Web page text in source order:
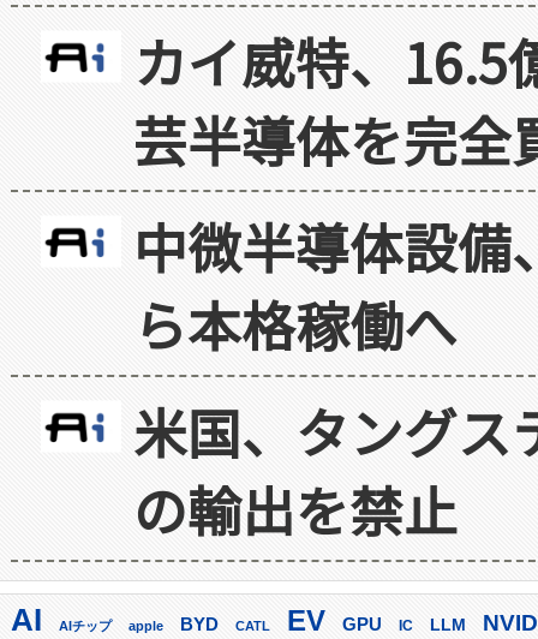
カイ威特、16.5
芸半導体を完全
中微半導体設
ら本格稼働へ
米国、タングス
の輸出を禁止
AI AIチップ apple BYD CATL EV GPU IC LLM